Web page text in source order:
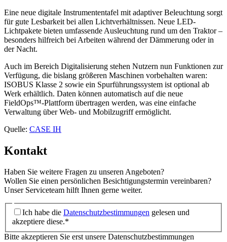
Eine neue digitale Instrumententafel mit adaptiver Beleuchtung sorgt
für gute Lesbarkeit bei allen Lichtverhältnissen. Neue LED-
Lichtpakete bieten umfassende Ausleuchtung rund um den Traktor –
besonders hilfreich bei Arbeiten während der Dämmerung oder in
der Nacht.
Auch im Bereich Digitalisierung stehen Nutzern nun Funktionen zur
Verfügung, die bislang größeren Maschinen vorbehalten waren:
ISOBUS Klasse 2 sowie ein Spurführungssystem ist optional ab
Werk erhältlich. Daten können automatisch auf die neue
FieldOps™-Plattform übertragen werden, was eine einfache
Verwaltung über Web- und Mobilzugriff ermöglicht.
Quelle: CASE IH
Kontakt
Haben Sie weitere Fragen zu unseren Angeboten?
Wollen Sie einen persönlichen Besichtigungstermin vereinbaren?
Unser Serviceteam hilft Ihnen gerne weiter.
Ich habe die Datenschutzbestimmungen gelesen und
akzeptiere diese.*
Bitte akzeptieren Sie erst unsere Datenschutzbestimmungen